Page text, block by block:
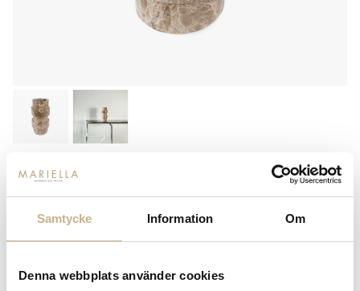
Samtycke Information Om
Denna webbplats använder cookies
VAS - BROWN MARBLE VIDA
4.550kr